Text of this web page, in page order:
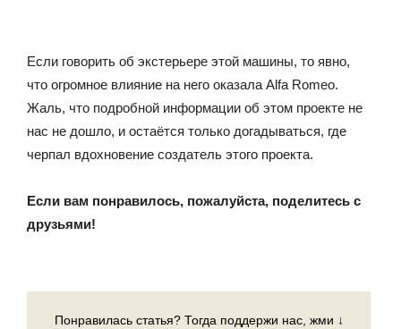
Если говорить об экстерьере этой машины, то явно,
что огромное влияние на него оказала Alfa Romeo.
Жаль, что подробной информации об этом проекте не
нас не дошло, и остаётся только догадываться, где
черпал вдохновение создатель этого проекта.
Если вам понравилось, пожалуйста, поделитесь с
друзьями!
Понравилась статья? Тогда поддержи нас, жми ↓